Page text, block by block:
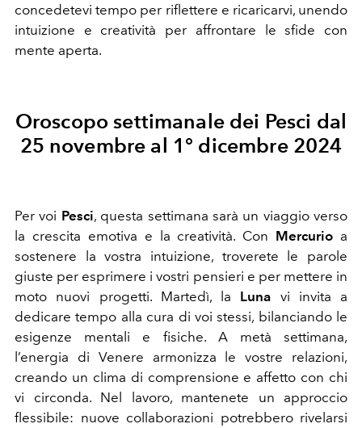
concedetevi tempo per riflettere e ricaricarvi, unendo
intuizione e creatività per affrontare le sfide con
mente aperta.
Oroscopo settimanale dei Pesci dal
25 novembre al 1° dicembre 2024
Per voi Pesci, questa settimana sarà un viaggio verso
la crescita emotiva e la creatività. Con Mercurio a
sostenere la vostra intuizione, troverete le parole
giuste per esprimere i vostri pensieri e per mettere in
moto nuovi progetti. Martedì, la Luna vi invita a
dedicare tempo alla cura di voi stessi, bilanciando le
esigenze mentali e fisiche. A metà settimana,
l’energia di Venere armonizza le vostre relazioni,
creando un clima di comprensione e affetto con chi
vi circonda. Nel lavoro, mantenete un approccio
flessibile: nuove collaborazioni potrebbero rivelarsi